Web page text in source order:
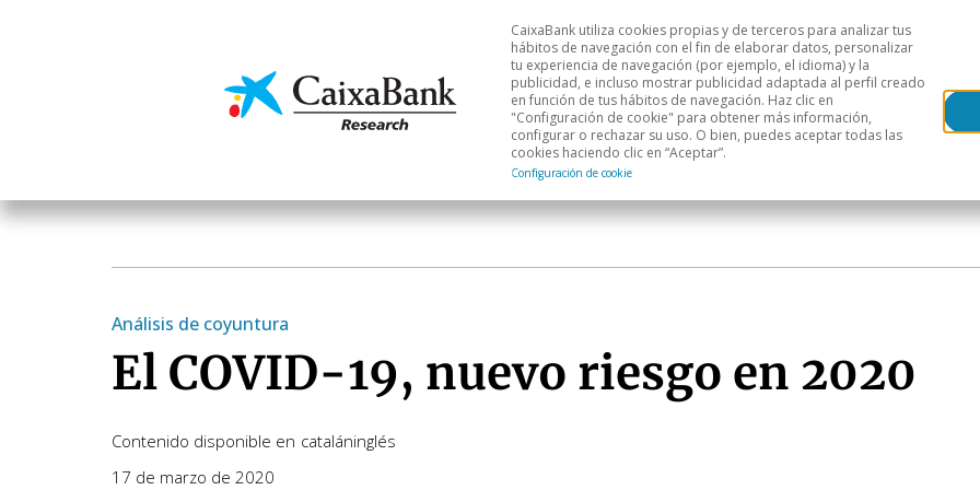
Economía y mercados Análisis sectorial Áreas geográficas
CaixaBank utiliza cookies propias y de terceros para analizar tus
hábitos de navegación con el fin de elaborar datos, personalizar
tu experiencia de navegación (por ejemplo, el idioma) y la
publicidad, e incluso mostrar publicidad adaptada al perfil creado
en función de tus hábitos de navegación. Haz clic en
"Configuración de cookie" para obtener más información,
configurar o rechazar su uso. O bien, puedes aceptar todas las
cookies haciendo clic en “Aceptar”.
Configuración de cookie
Análisis de coyuntura
El COVID-19, nuevo riesgo en 2020
Contenido disponible en cataláninglés
17 de marzo de 2020